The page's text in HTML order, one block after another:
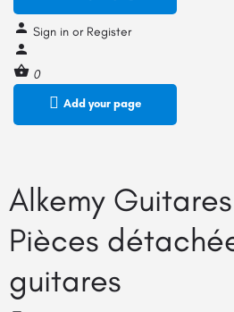
Sign in or Register
0
Add your page
Alkemy
Pièces
guitares